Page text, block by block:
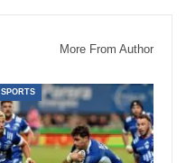
More From Author
SPORTS